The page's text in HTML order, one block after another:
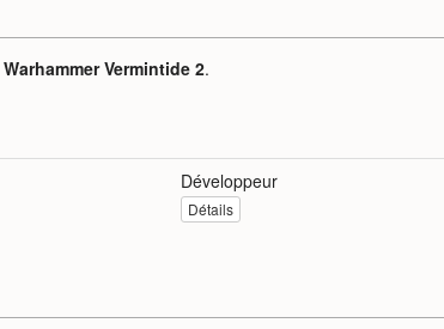
Warhammer Vermintide 2.
Développeur
Détails